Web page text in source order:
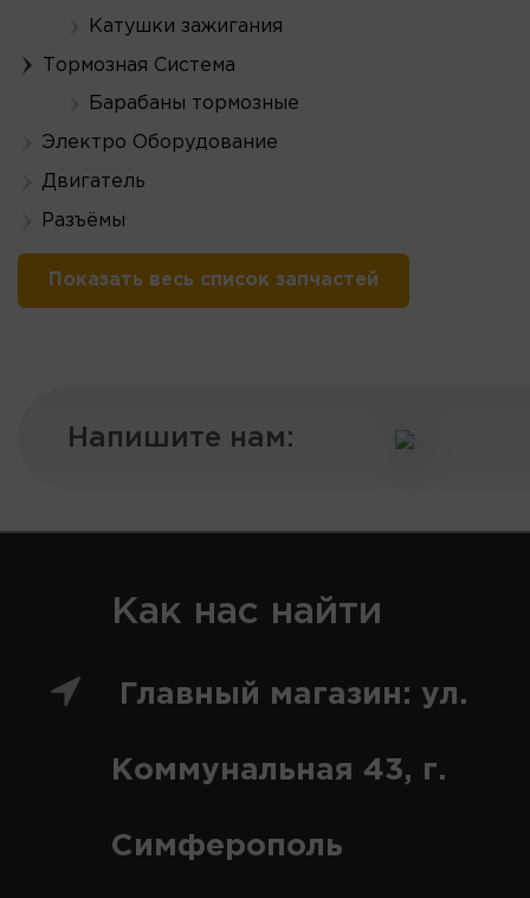
Катушки зажигания
Тормозная Система
Барабаны тормозные
Электро Оборудование
Двигатель
Разъёмы
Показать весь список запчастей
Напишите нам:
Как нас найти
Главный магазин: ул.
Коммунальная 43, г.
Симферополь